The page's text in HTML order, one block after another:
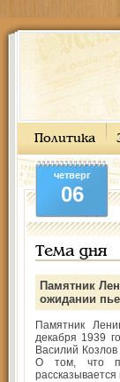
Политика
четверг
06
Тема дня
Памятник
ожидании
Памятник
декабря 1939
Василий
О том, что
рассказывается